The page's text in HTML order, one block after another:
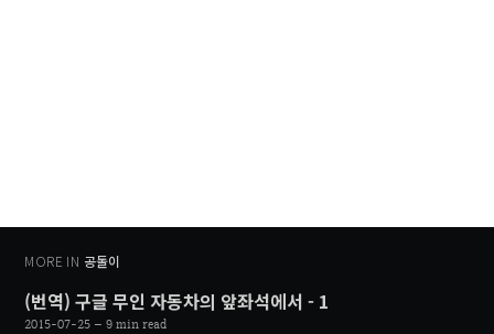
MORE IN 공돌이
(번역) 구글 무인 자동차의 앞좌석에서 - 1
2015-07-25 – 9 min read